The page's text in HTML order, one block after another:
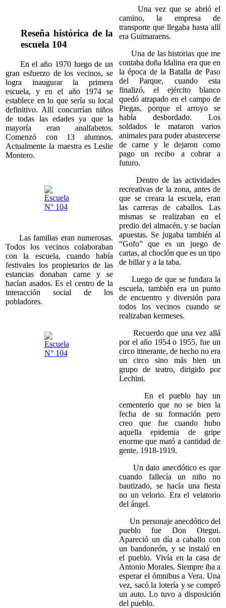
Reseña histórica de la
escuela 104
En el año 1970 luego de un
gran esfuerzo de los vecinos, se
logra inaugurar la primera
escuela, y en el año 1974 se
establece en lo que sería su local
definitivo. Allí concurrían niños
de todas las edades ya que la
mayoría eran analfabetos.
Comenzó con 13 alumnos.
Actualmente la maestra es Leslie
Montero.
Las familias eran numerosas.
Todos los vecinos colaboraban
con la escuela, cuando había
festivales los propietarios de las
estancias donaban carne y se
hacían asados. Es el centro de la
interacción social de los
pobladores.
Una vez que se abrió el
camino, la empresa de
transporte que llegaba hasta allí
era Guimaraens.
Una de las historias que me
contaba doña Idalina era que en
la época de la Batalla de Paso
del Parque, cuando esta
finalizó, el ejército blanco
quedó atrapado en el campo de
Piegas, porque el arroyo se
había desbordado. Los
soldados le mataron varios
animales para poder abastecerse
de carne y le dejaron como
pago un recibo a cobrar a
futuro.
Dentro de las actividades
recreativas de la zona, antes de
que se creara la escuela, eran
las carreras de caballos. Las
mismas se realizaban en el
predio del almacén, y se hacían
apuestas. Se jugaba también al
“Gofo” que es un juego de
cartas, al choclón que es un tipo
de billar y a la taba.
Luego de que se fundara la
escuela, también era un punto
de encuentro y diversión para
todos los vecinos cuando se
realizaban kermeses.
Recuerdo que una vez allá
por el año 1954 o 1955, fue un
circo itinerante, de hecho no era
un circo sino más bien un
grupo de teatro, dirigido por
Lechini.
En el pueblo hay un
cementerio que no se bien la
fecha de su formación pero
creo que fue cuando hubo
aquella epidemia de gripe
enorme que mató a cantidad de
gente, 1918-1919.
Un dato anecdótico es que
cuando fallecía un niño no
bautizado, se hacía una fiesta
no un velorio. Era el velatorio
del ángel.
Un personaje anecdótico del
pueblo fue Don Otegui.
Apareció un día a caballo con
un bandoneón, y se instaló en
el pueblo. Vivía en la casa de
Antonio Morales. Siempre iba a
esperar el ómnibus a Vera. Una
vez, sacó la lotería y se compró
un auto. Lo tuvo a disposición
del pueblo.